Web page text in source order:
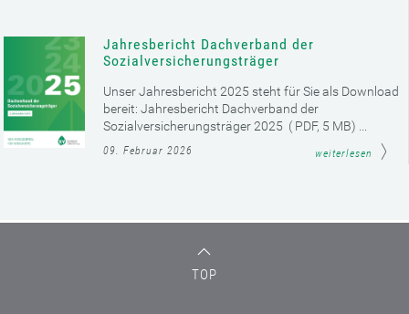
Jahresbericht Dachverband der
Sozialversicherungsträger
Unser Jahresbericht 2025 steht für Sie als Download
bereit: Jahresbericht Dachverband der
Sozialversicherungsträger 2025 ( PDF, 5 MB) ...
09. Februar 2026 weiterlesen
TOP